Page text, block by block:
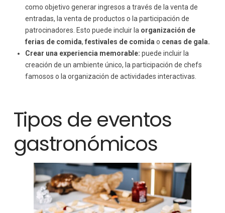
como objetivo generar ingresos a través de la venta de
entradas, la venta de productos o la participación de
patrocinadores. Esto puede incluir la organización de
ferias de comida,festivales de comida o cenas de gala.
Crear una experiencia memorable: puede incluir la
creación de un ambiente único, la participación de chefs
famosos o la organización de actividades interactivas.
Tipos de eventos
gastronómicos